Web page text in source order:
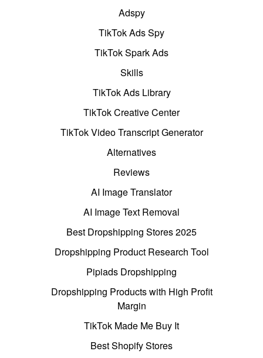
Adspy
TikTok Ads Spy
TikTok Spark Ads
Skills
TikTok Ads Library
TikTok Creative Center
TikTok Video Transcript Generator
Alternatives
Reviews
AI Image Translator
AI Image Text Removal
Best Dropshipping Stores 2025
Dropshipping Product Research Tool
Pipiads Dropshipping
Dropshipping Products with High Profit
Margin
TikTok Made Me Buy It
Best Shopify Stores